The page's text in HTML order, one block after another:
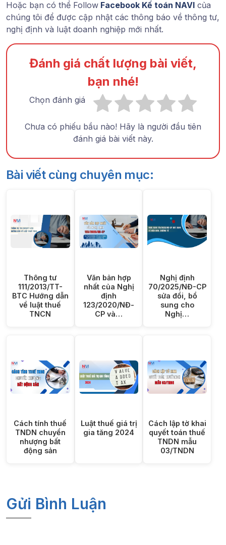
Hoặc bạn có thể Follow Facebook Kế toán NAVI của
chúng tôi để được cập nhật các thông báo về thông tư,
nghị định và luật doanh nghiệp mới nhất.
Đánh giá chất lượng bài viết,
bạn nhé!
Chọn đánh giá
Chưa có phiếu bầu nào! Hãy là người đầu tiên
đánh giá bài viết này.
Bài viết cùng chuyên mục:
Thông tư
111/2013/TT-
BTC Hướng dẫn
về luật thuế
TNCN
Văn bản hợp
nhất của Nghị
định
123/2020/NĐ-
CP và…
Nghị định
70/2025/NĐ-CP
sửa đổi, bổ
sung cho
Nghị…
Cách tính thuế
TNDN chuyển
nhượng bất
động sản
Luật thuế giá trị
gia tăng 2024
Cách lập tờ khai
quyết toán thuế
TNDN mẫu
03/TNDN
Gửi Bình Luận